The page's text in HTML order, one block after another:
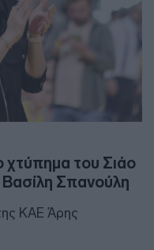
χτύπημα του Σιάο
Σπανούλη
ΚΑΕ Άρης